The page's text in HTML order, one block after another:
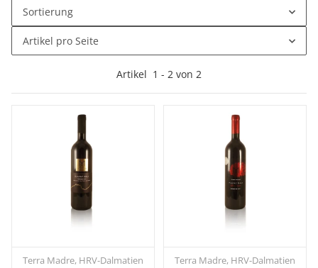
Sortierung
Artikel pro Seite
Artikel 1 - 2 von 2
Terra Madre, HRV-Dalmatien Terra Madre, HRV-Dalmatien